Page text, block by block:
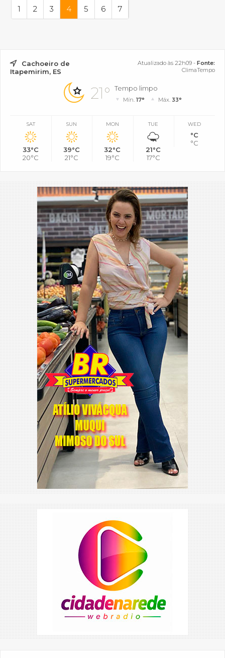
1 2 3 4 5 6 7
Cachoeiro de
Itapemirim, ES
Atualizado às 22h09 - Fonte:
ClimaTempo
21° Tempo limpo
Mín.17° Máx. 33°
SAT
33°C
20°C
SUN
39°C
21°C
MON
32°C
19°C
TUE
21°C
17°C
WED
°C
°C